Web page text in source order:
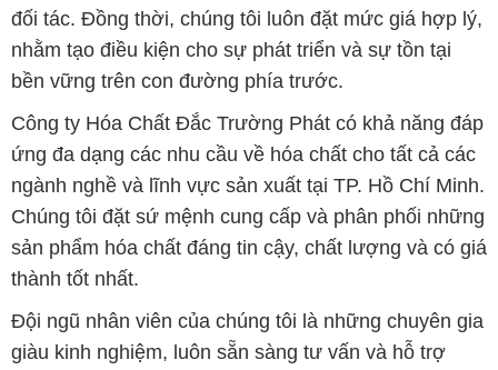
đối tác. Đồng thời, chúng tôi luôn đặt mức giá hợp lý,
nhằm tạo điều kiện cho sự phát triển và sự tồn tại
bền vững trên con đường phía trước.
Công ty Hóa Chất Đắc Trường Phát có khả năng đáp
ứng đa dạng các nhu cầu về hóa chất cho tất cả các
ngành nghề và lĩnh vực sản xuất tại TP. Hồ Chí Minh.
Chúng tôi đặt sứ mệnh cung cấp và phân phối những
sản phẩm hóa chất đáng tin cậy, chất lượng và có giá
thành tốt nhất.
Đội ngũ nhân viên của chúng tôi là những chuyên gia
giàu kinh nghiệm, luôn sẵn sàng tư vấn và hỗ trợ